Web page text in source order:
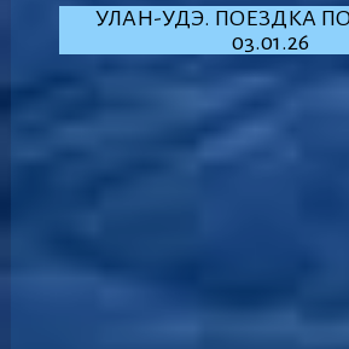
УЛАН-УДЭ. ПОЕЗДКА
03.01.26